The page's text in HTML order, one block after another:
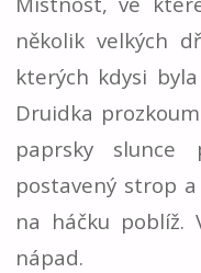
několik velkých
kterých kdysi
Druidka
paprsky slunce
postavený strop
na háčku poblíž.
nápad.